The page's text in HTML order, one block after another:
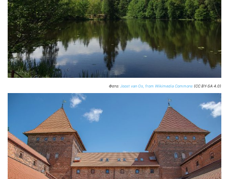
Фото: Joost van Os, from Wikimedia Commons (CC BY-SA 4.0)